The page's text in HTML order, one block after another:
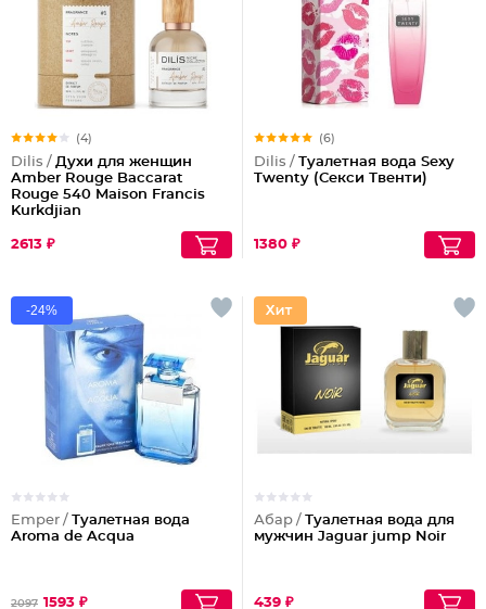
(4)
Dilis / Духи для женщин
Amber Rouge Baccarat
Rouge 540 Maison Francis
Kurkdjian
2613 ₽
(6)
Dilis / Туалетная вода Sexy
Twenty (Секси Твенти)
1380 ₽
-24%
Emper / Туалетная вода
Aroma de Acqua
2097 1593 ₽
Абар / Туалетная вода для
мужчин Jaguar jump Noir
439 ₽